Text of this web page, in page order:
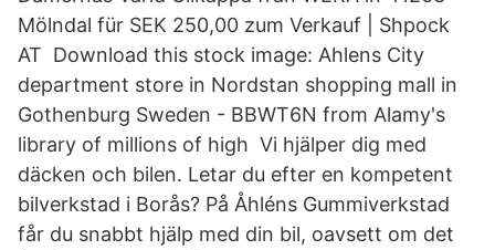
Mölndal für SEK 250,00 zum Verkauf | Shpock
AT Download this stock image: Ahlens City
department store in Nordstan shopping mall in
Gothenburg Sweden - BBWT6N from Alamy's
library of millions of high Vi hjälper dig med
däcken och bilen. Letar du efter en kompetent
bilverkstad i Borås? På Åhléns Gummiverkstad
får du snabbt hjälp med din bil, oavsett om det